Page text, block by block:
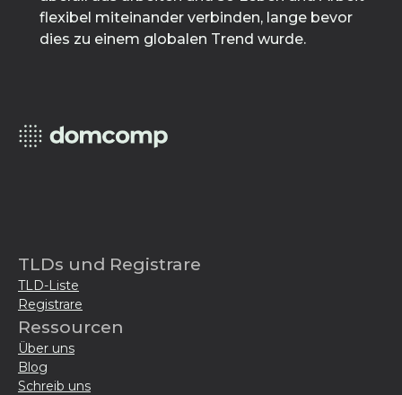
flexibel miteinander verbinden, lange bevor
dies zu einem globalen Trend wurde.
TLDs und Registrare
TLD-Liste
Registrare
Ressourcen
Über uns
Blog
Schreib uns